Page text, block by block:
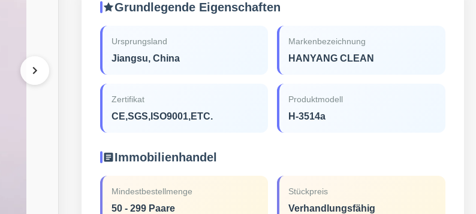
Grundlegende Eigenschaften
Ursprungsland
Jiangsu, China
Markenbezeichnung
HANYANG CLEAN
Zertifikat
CE,SGS,ISO9001,ETC.
Produktmodell
H-3514a
Immobilienhandel
Mindestbestellmenge
50 - 299 Paare
Stückpreis
Verhandlungsfähig